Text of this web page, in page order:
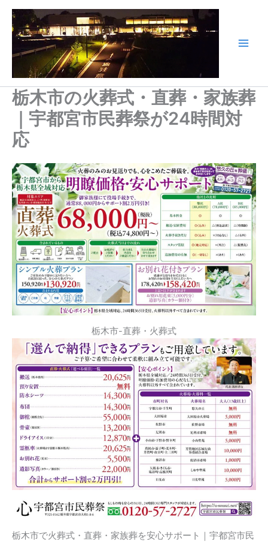
栃木市の火葬式・直葬・家族葬
｜宇都宮市民葬祭が24時間対
応
栃木市-直葬・火葬式
栃木市で火葬式・直葬・家族葬を安心サポート｜宇都宮市民